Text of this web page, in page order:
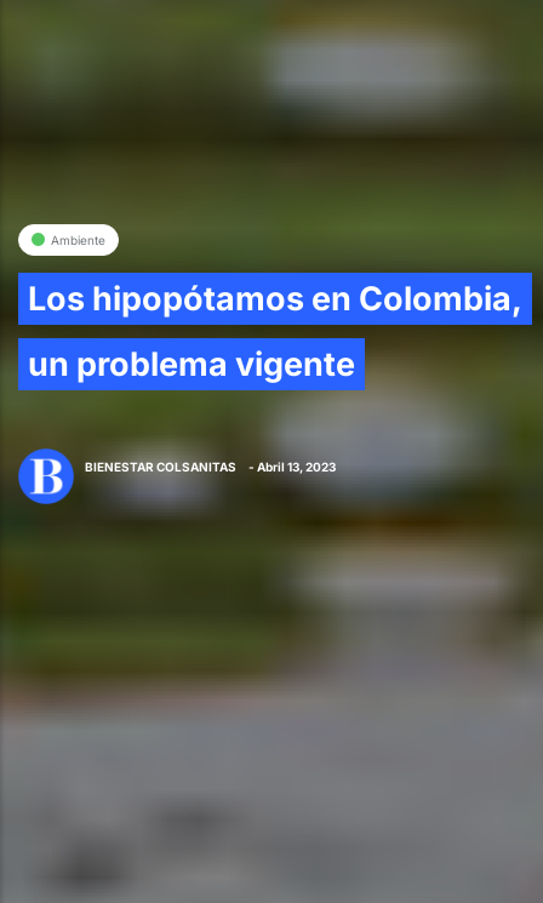
Ambiente
Los hipopótamos en Colombia,
un problema vigente
BIENESTAR COLSANITAS - Abril 13, 2023